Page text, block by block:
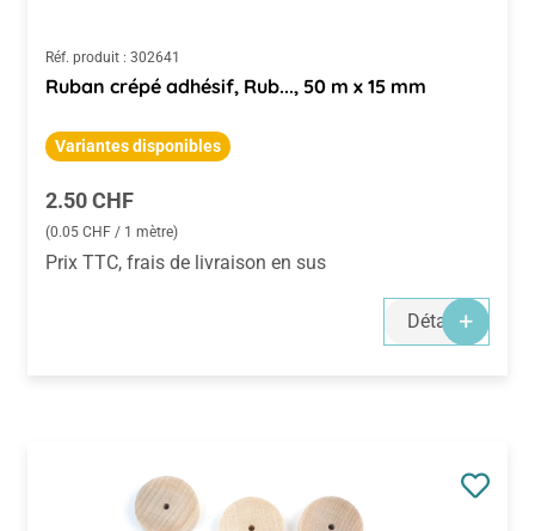
Réf. produit : 302641
Ruban crépé adhésif, Rub..., 50 m x 15 mm
Variantes disponibles
Prix régulier :
2.50 CHF
(0.05 CHF / 1 mètre)
Prix TTC, frais de livraison en sus
Détails